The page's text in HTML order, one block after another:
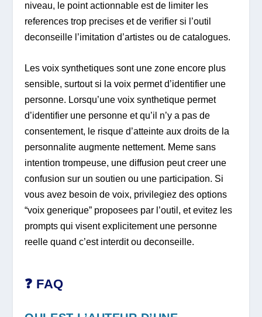
niveau, le point actionnable est de limiter les
references trop precises et de verifier si l’outil
deconseille l’imitation d’artistes ou de catalogues.
Les voix synthetiques sont une zone encore plus
sensible, surtout si la voix permet d’identifier une
personne. Lorsqu’une voix synthetique permet
d’identifier une personne et qu’il n’y a pas de
consentement, le risque d’atteinte aux droits de la
personnalite augmente nettement. Meme sans
intention trompeuse, une diffusion peut creer une
confusion sur un soutien ou une participation. Si
vous avez besoin de voix, privilegiez des options
“voix generique” proposees par l’outil, et evitez les
prompts qui visent explicitement une personne
reelle quand c’est interdit ou deconseille.
❓ FAQ